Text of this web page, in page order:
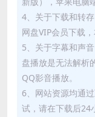
4、关于下载和转
网盘VIP会员下载
5、关于字幕和声
盘播放是无法解析
QQ影音播放。
6、网站资源均通
试，请在下载后24